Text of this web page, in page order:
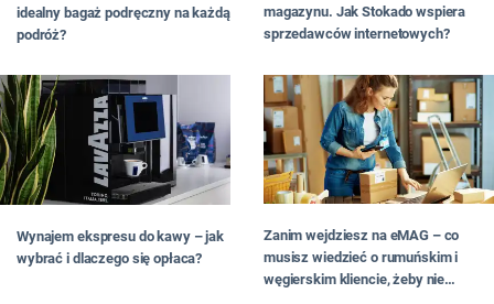
idealny bagaż podręczny na każdą
podróż?
magazynu. Jak Stokado wspiera
sprzedawców internetowych?
Wynajem ekspresu do kawy – jak
wybrać i dlaczego się opłaca?
Zanim wejdziesz na eMAG – co
musisz wiedzieć o rumuńskim i
węgierskim kliencie, żeby nie